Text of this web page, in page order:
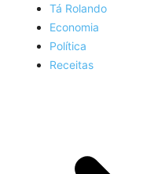
Tá Rolando
Economia
Política
Receitas